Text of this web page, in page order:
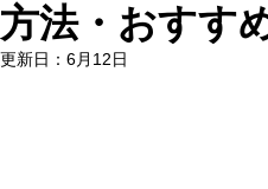
方法・おすす
更新日： 6月12日